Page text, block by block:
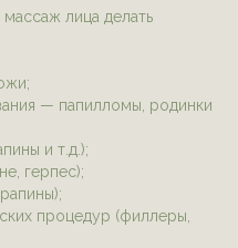
лица делать
— папилломы, родинки
и т.д.);
герпес);
процедур (филлеры,